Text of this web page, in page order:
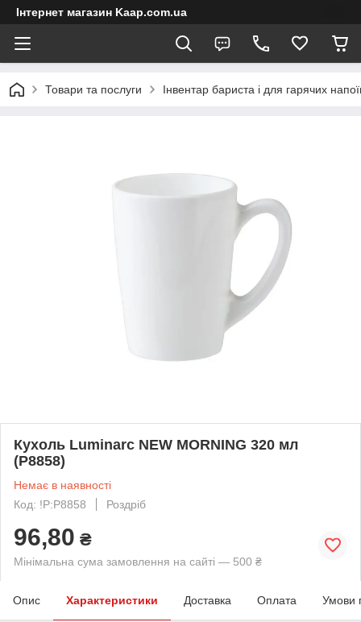
Інтернет магазин Kaap.com.ua
Товари та послуги Інвентар бариста і для гарячих
Кухоль Luminarc NEW MORNING 320 мл
(P8858)
Немає в наявності
Код: !P:P8858
Роздріб
96,80 ₴
Мінімальна сума замовлення на сайті — 500 ₴
Опис Характеристики Доставка Оплата Умови